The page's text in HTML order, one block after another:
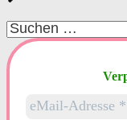
Suchen
nach: